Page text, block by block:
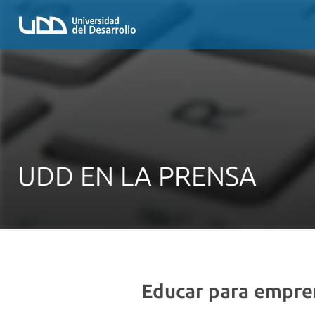
UDD EN LA PRENSA
Educar para